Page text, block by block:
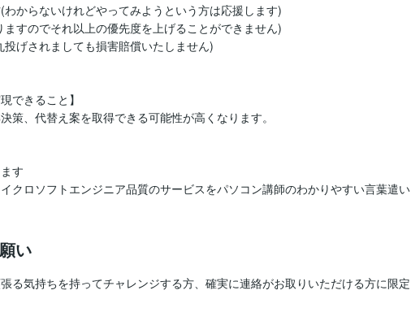
からないけれどやってみようという方は応援します)
すのでそれ以上の優先度を上げることができません)
げされましても損害賠償いたしません)
できること】
策、代替え案を取得できる可能性が高くなります。
す
クロソフトエンジニア品質のサービスをパソコン講師のわかりやすい言葉遣い
い
る気持ちを持ってチャレンジする方、確実に連絡がお取りいただける方に限定